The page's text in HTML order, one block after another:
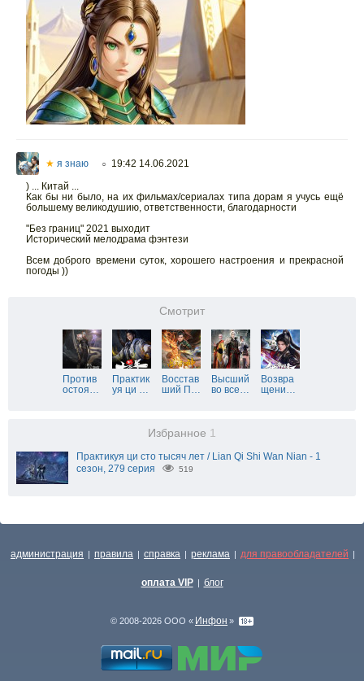
★ я знаю ○ 19:42 14.06.2021
) ... Китай ...
Как бы ни было, на их фильмах/сериалах типа дорам я учусь ещё
большему великодушию, ответственности, благодарности
"Без границ" 2021 выходит
Исторический мелодрама фэнтези
Всем доброго времени суток, хорошего настроения и прекрасной
погоды ))
Смотрит
Против
остоя…
Практик
уя ци …
Восстав
ший П …
Высший
во все…
Возвра
щени…
Избранное 1
Практикуя ци сто тысяч лет / Lian Qi Shi Wan Nian - 1
сезон, 279 серия
519
администрация | правила | справка | реклама | для правообладателей |
оплата VIP | блог
© 2008-2026 ООО « Инфон »